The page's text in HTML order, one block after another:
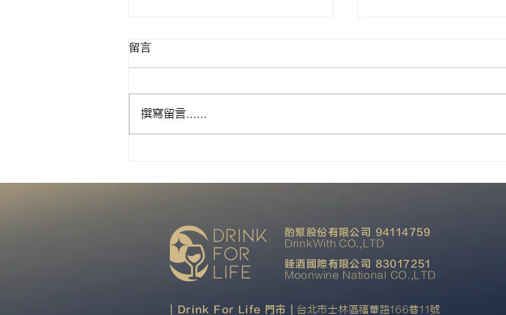
留言
撰寫留言......
drink
for
life
酌聚股份有限公司 94114759
DrinkWith CO.,LTD
睦酒國際有限公司 83017251
Moonwine National CO.,LTD
| Drink For Life 門市 |台北市士林區福華路166巷11號